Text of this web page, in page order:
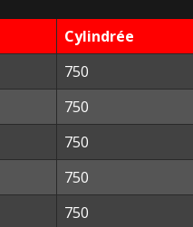
Cylindrée
750
750
750
750
750